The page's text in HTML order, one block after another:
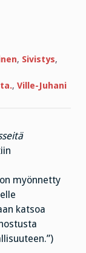
, Sivistys,
, Ville-Juhani
myönnetty
katsoa